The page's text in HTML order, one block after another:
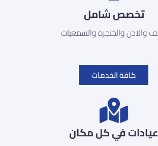
تخصص شامل
والاذن والحنجرة والسمعيات
كافة الخدمات
عيادات في كل مكان